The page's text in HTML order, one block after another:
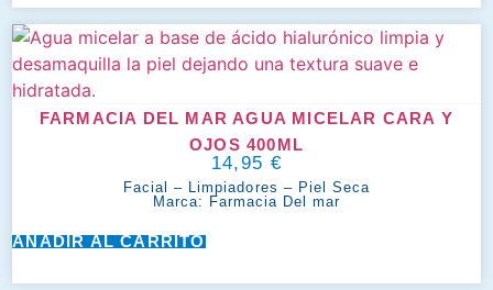
FARMACIA DEL MAR AGUA MICELAR CARA Y
OJOS 400ML
14,95 €
Facial – Limpiadores – Piel Seca
Marca: Farmacia Del mar
AÑADIR AL CARRITO